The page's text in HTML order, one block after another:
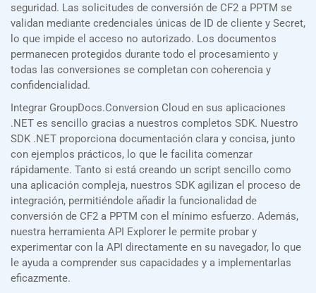
seguridad. Las solicitudes de conversión de CF2 a PPTM se
validan mediante credenciales únicas de ID de cliente y Secret,
lo que impide el acceso no autorizado. Los documentos
permanecen protegidos durante todo el procesamiento y
todas las conversiones se completan con coherencia y
confidencialidad.
Integrar GroupDocs.Conversion Cloud en sus aplicaciones
.NET es sencillo gracias a nuestros completos SDK. Nuestro
SDK .NET proporciona documentación clara y concisa, junto
con ejemplos prácticos, lo que le facilita comenzar
rápidamente. Tanto si está creando un script sencillo como
una aplicación compleja, nuestros SDK agilizan el proceso de
integración, permitiéndole añadir la funcionalidad de
conversión de CF2 a PPTM con el mínimo esfuerzo. Además,
nuestra herramienta API Explorer le permite probar y
experimentar con la API directamente en su navegador, lo que
le ayuda a comprender sus capacidades y a implementarlas
eficazmente.